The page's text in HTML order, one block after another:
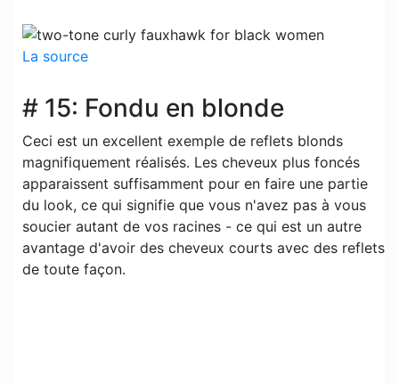
La source
# 15: Fondu en blonde
Ceci est un excellent exemple de reflets blonds
magnifiquement réalisés. Les cheveux plus foncés
apparaissent suffisamment pour en faire une partie
du look, ce qui signifie que vous n'avez pas à vous
soucier autant de vos racines - ce qui est un autre
avantage d'avoir des cheveux courts avec des reflets
de toute façon.